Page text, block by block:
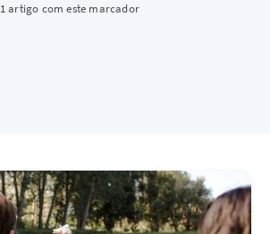
1 artigo com este marcador